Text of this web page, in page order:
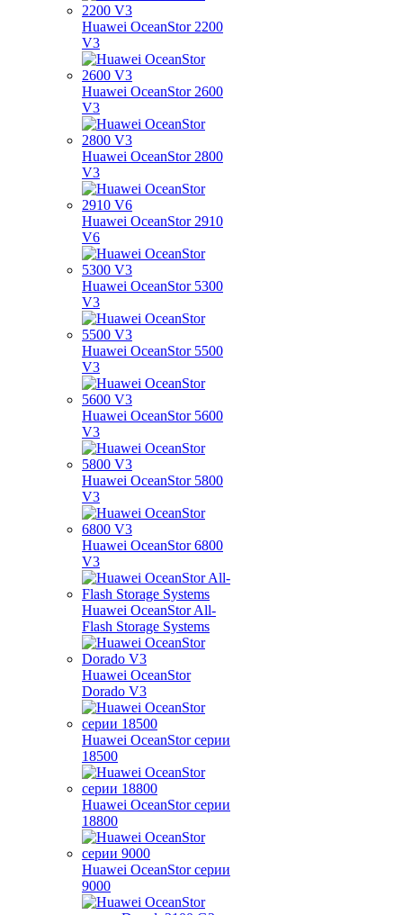
Huawei OceanStor 2200
V3
Huawei OceanStor 2600
V3
Huawei OceanStor 2800
V3
Huawei OceanStor 2910
V6
Huawei OceanStor 5300
V3
Huawei OceanStor 5500
V3
Huawei OceanStor 5600
V3
Huawei OceanStor 5800
V3
Huawei OceanStor 6800
V3
Huawei OceanStor All-
Flash Storage Systems
Huawei OceanStor
Dorado V3
Huawei OceanStor серии
18500
Huawei OceanStor серии
18800
Huawei OceanStor серии
9000